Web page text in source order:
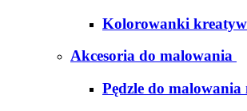
Kolorowanki
Akcesoria do malowania
Pędzle do malowania